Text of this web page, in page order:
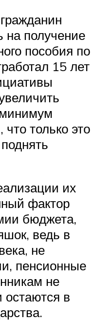
на получение
пособия по
15 лет
только это
их
фактор
бюджета,
ведь в
не
пенсионные
не
в